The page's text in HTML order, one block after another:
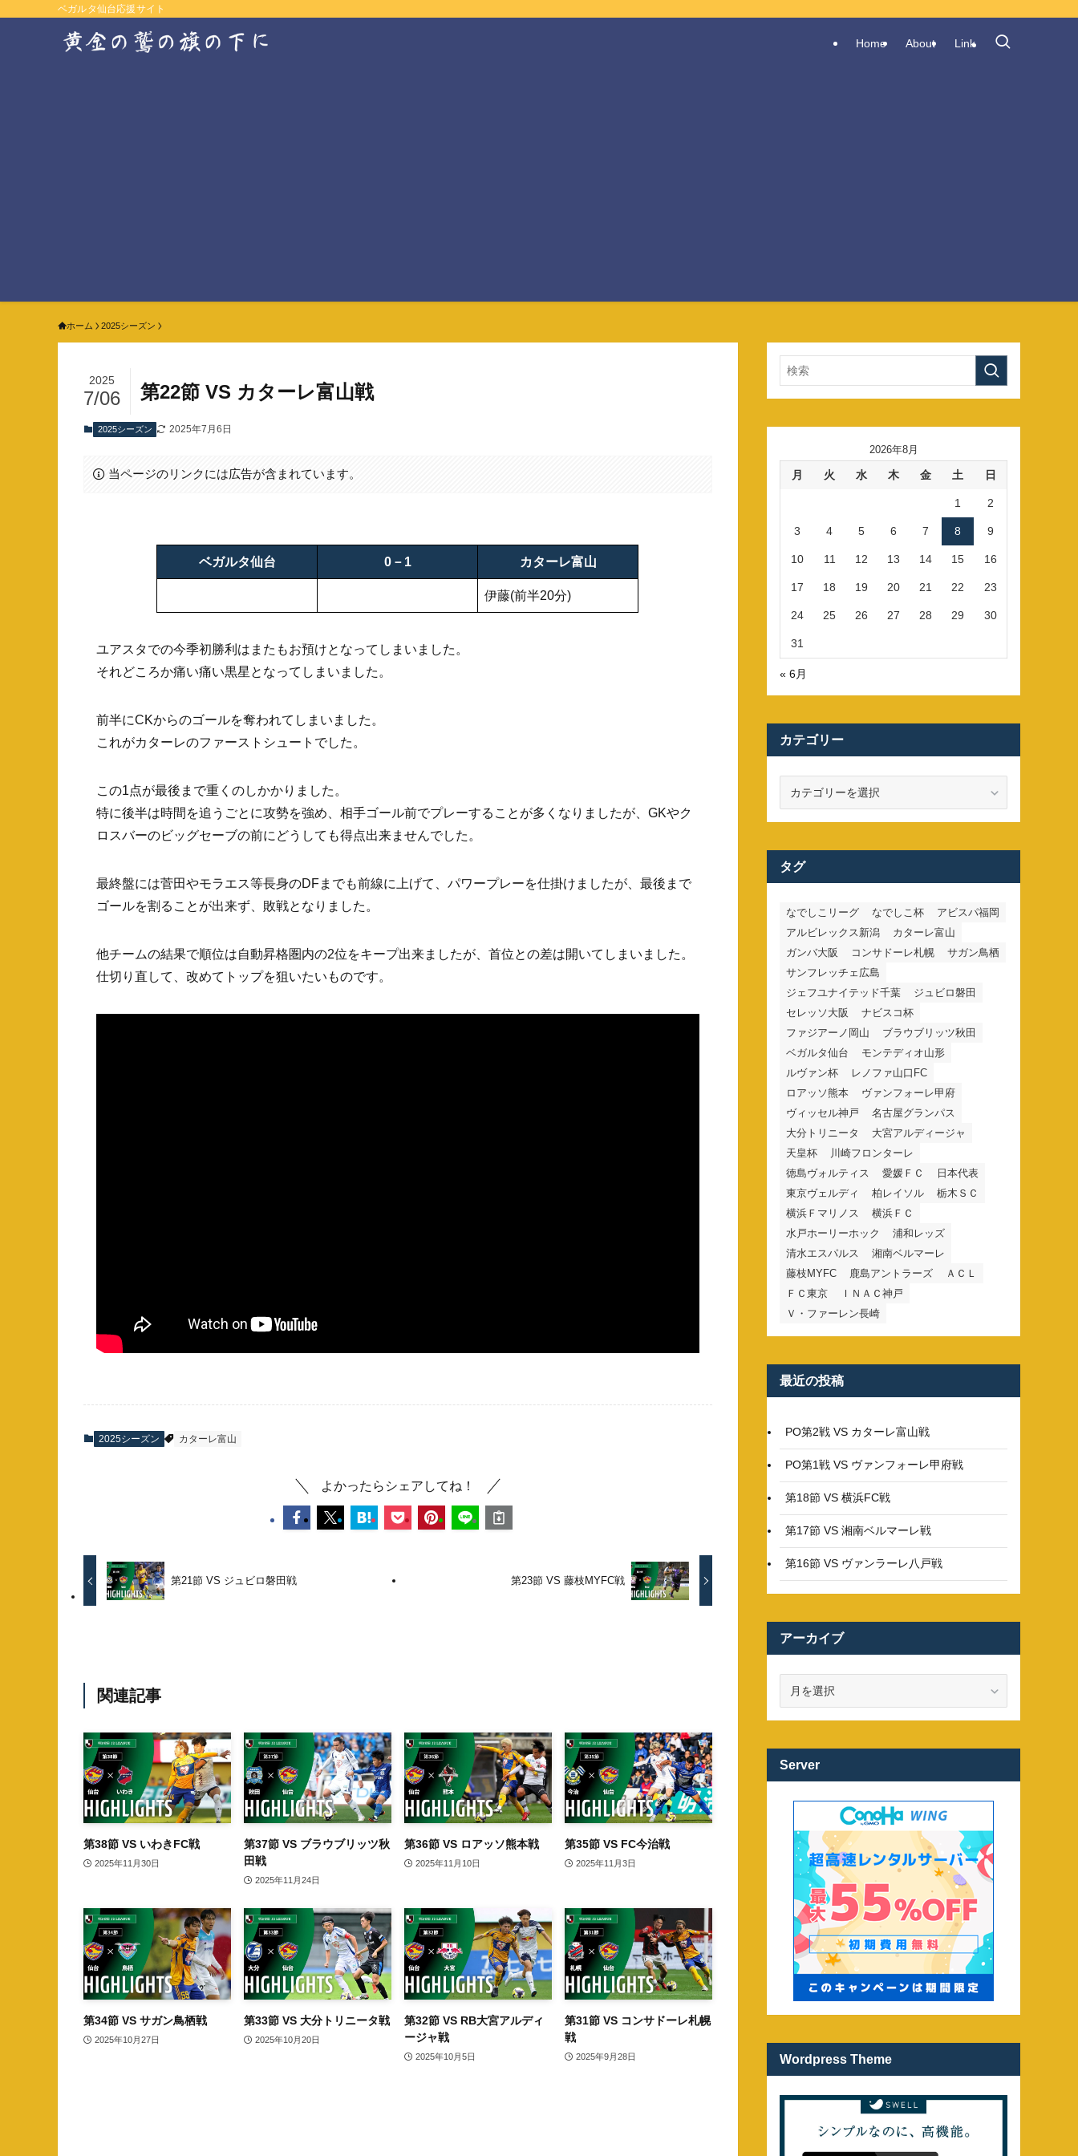
ベガルタ仙台応援サイト
Home About Link
ホーム 2025シーズン
第22節 VS カターレ富山戦
2025
7/06
2025シーズン 2025年7月6日
当ページのリンクには広告が含まれています。
ベガルタ仙台 0－1 カターレ富山
伊藤(前半20分)
ユアスタでの今季初勝利はまたもお預けとなってしまいました。
それどころか痛い痛い黒星となってしまいました。
前半にCKからのゴールを奪われてしまいました。
これがカターレのファーストシュートでした。
この1点が最後まで重くのしかかりました。
特に後半は時間を追うごとに攻勢を強め、相手ゴール前でプレーすることが多くなりましたが、GKやク
ロスバーのビッグセーブの前にどうしても得点出来ませんでした。
最終盤には菅田やモラエス等長身のDFまでも前線に上げて、パワープレーを仕掛けましたが、最後まで
ゴールを割ることが出来ず、敗戦となりました。
他チームの結果で順位は自動昇格圏内の2位をキープ出来ましたが、首位との差は開いてしまいました。
仕切り直して、改めてトップを狙いたいものです。
2025シーズン カターレ富山
よかったらシェアしてね！
第21節 VS ジュビロ磐田戦 第23節 VS 藤枝MYFC戦
関連記事
第38節 VS いわきFC戦
2025年11月30日
第37節 VS ブラウブリッツ秋
田戦
2025年11月24日
第36節 VS ロアッソ熊本戦
2025年11月10日
第35節 VS FC今治戦
2025年11月3日
第34節 VS サガン鳥栖戦
2025年10月27日
第33節 VS 大分トリニータ戦
2025年10月20日
第32節 VS RB大宮アルディ
ージャ戦
2025年10月5日
第31節 VS コンサドーレ札幌
戦
2025年9月28日
2026年8月
月 火 水 木 金 土 日
1 2
3 4 5 6 7 8 9
10 11 12 13 14 15 16
17 18 19 20 21 22 23
24 25 26 27 28 29 30
31
« 6月
カテゴリー
ー
タグ
なでしこリーグ なでしこ杯
アビスパ福岡
アルビレックス新潟
カターレ富山
ガンバ大阪
コンサドーレ札幌
サガン鳥栖
サンフレッチェ広島
ジェフユナイテッド千葉
ジュビロ磐田
セレッソ大阪
ナビスコ杯
ファジアーノ岡山
ブラウブリッツ秋田
ベガルタ仙台
モンテディオ山形
ルヴァン杯
レノファ山口FC
ロアッソ熊本
ヴァンフォーレ甲府
ヴィッセル神戸
名古屋グランパス
大分トリニータ
大宮アルディージャ
天皇杯
川崎フロンターレ
徳島ヴォルティス
愛媛ＦＣ
日本代表
東京ヴェルディ
柏レイソル
栃木ＳＣ
横浜Ｆマリノス
横浜ＦＣ
水戸ホーリーホック
浦和レッズ
清水エスパルス
湘南ベルマーレ
藤枝MYFC
鹿島アントラーズ
ＡＣＬ
ＦＣ東京
ＩＮＡＣ神戸
Ｖ・ファーレン長崎
最近の投稿
PO第2戦 VS カターレ富山戦
PO第1戦 VS ヴァンフォーレ甲府戦
第18節 VS 横浜FC戦
第17節 VS 湘南ベルマーレ戦
第16節 VS ヴァンラーレ八戸戦
アーカイブ
ブ
Server
Wordpress Theme